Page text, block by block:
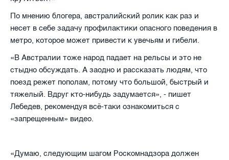
По мнению блогера, австралийский ролик как раз и
несет в себе задачу профилактики опасного поведения в
метро, которое может привести к увечьям и гибели.
«В Австралии тоже народ падает на рельсы и это не
стыдно обсуждать. А заодно и рассказать людям, что
поезд режет пополам, потому что большой, быстрый и
тяжелый. Вдруг кто-нибудь задумается», - пишет
Лебедев, рекомендуя всё-таки ознакомиться с
«запрещенным» видео.
«Думаю, следующим шагом Роскомнадзора должен